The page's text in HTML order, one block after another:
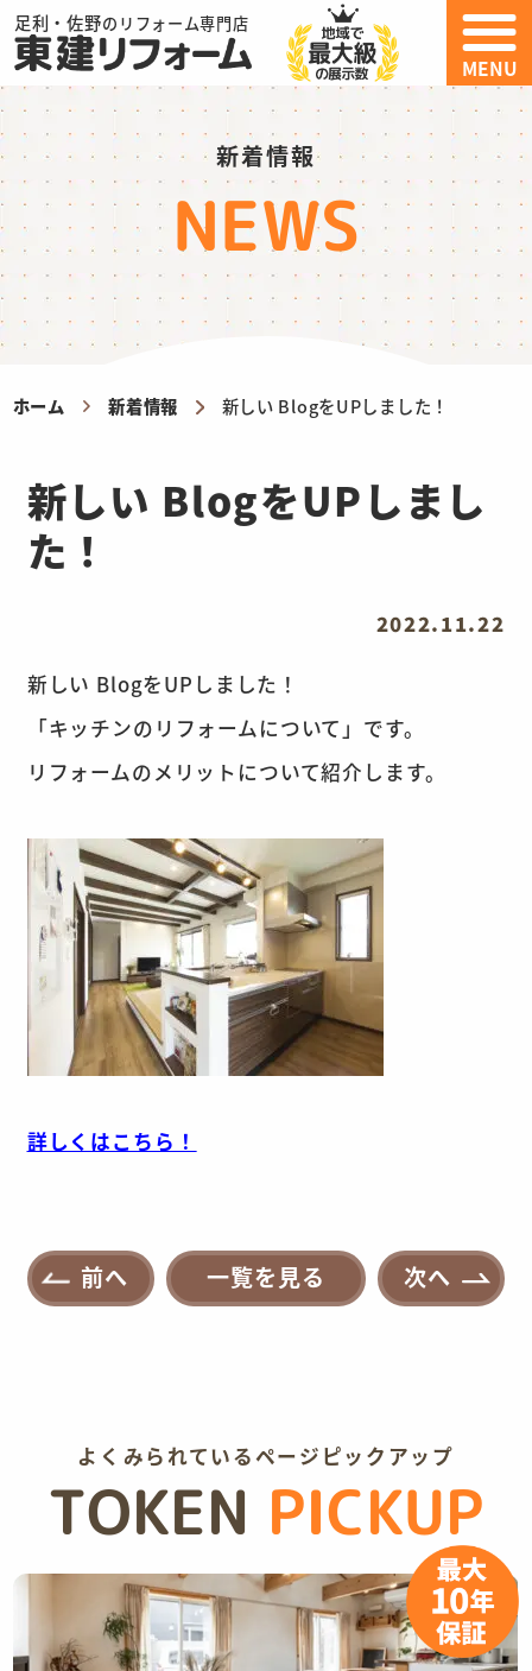
足利・佐野のリフォーム専門店
MENU
新着情報
NEWS
ホーム 新着情報 新しい BlogをUPしました！
新しい BlogをUPしまし
た！
2022.11.22
新しい BlogをUPしました！
「キッチンのリフォームについて」です。
リフォームのメリットについて紹介します。
詳しくはこちら！
前へ 一覧を見る 次へ
よくみられているページピックアップ
TOKEN PICKUP